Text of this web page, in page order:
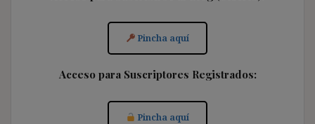
Pincha aquí
Acceso para Suscriptores Registrados:
Pincha aquí